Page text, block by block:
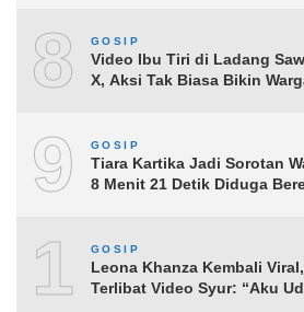
8 GOSIP
Video Ibu Tiri di Ladang
X, Aksi Tak Biasa Bikin
9 GOSIP
Tiara Kartika Jadi Sorotan
8 Menit 21 Detik Diduga
10
GOSIP
Leona Khanza Kembali
Terlibat Video Syur: “Aku